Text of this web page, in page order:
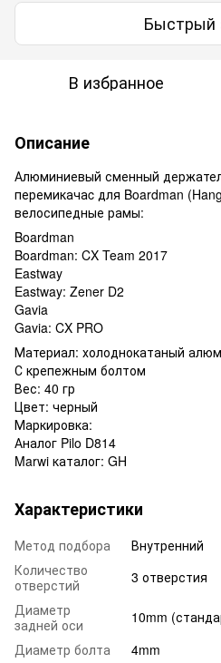
Быстрый
В избранное
Описание
Алюминиевый сменный
перемикачаc для Boardman
велосипедные рамы:
Boardman
Boardman: CX Team 2017
Eastway
Eastway: Zener D2
Gavia
Gavia: CX PRO
Материал: холоднокатаный
С крепежным болтом
Вес: 40 гр
Цвет: черный
Маркировка:
Аналог Pilo D814
Marwi каталог: GH
Характеристики
Метод подбора
Внутренний
Количество
отверстий
3 отверстия
Диаметр
задней оси
10mm
Диаметр болта
4mm